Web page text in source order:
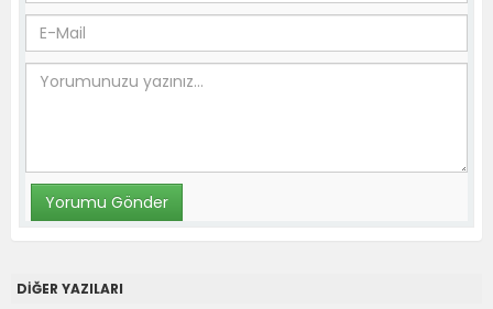
DİĞER YAZILARI